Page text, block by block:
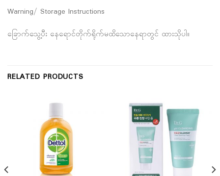
Warning/ Storage Instructions
ခြောက်သွေ့ပီး နေရောင်တိုက်ရိုက်မထိသောနေရာတွင် ထားသိုပါ။
RELATED PRODUCTS